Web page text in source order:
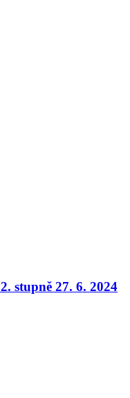
stupně 27. 6. 2024